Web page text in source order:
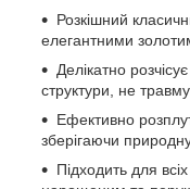
Розкішний
елегантними
Делікатно
структури, не
Ефективно
зберігаючи
Підходить для